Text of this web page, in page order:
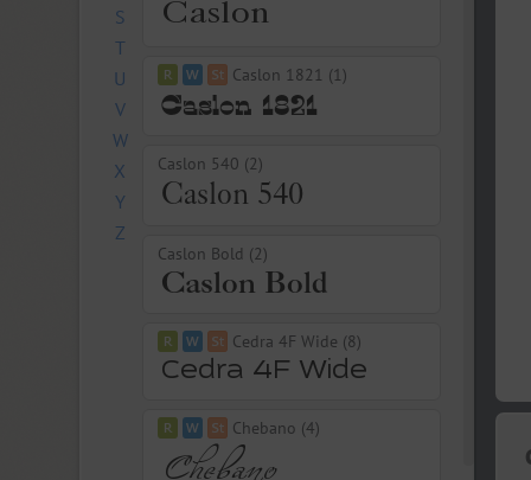
S
T
U
V
W
X
Y
Z
Caslon 1821 (1)
Caslon 540 (2)
Caslon Bold (2)
Cedra 4F Wide (8)
Chebano (4)